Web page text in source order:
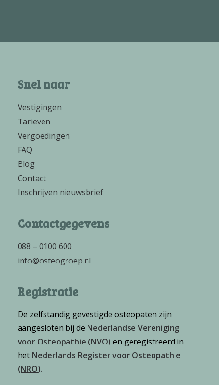
Snel naar
Vestigingen
Tarieven
Vergoedingen
FAQ
Blog
Contact
Inschrijven nieuwsbrief
Contactgegevens
088 – 0100 600
info@osteogroep.nl
Registratie
De zelfstandig gevestigde osteopaten zijn
aangesloten bij de Nederlandse Vereniging
voor Osteopathie (NVO) en geregistreerd in
het Nederlands Register voor Osteopathie
(NRO).